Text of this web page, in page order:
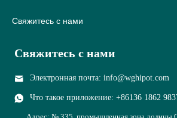
Свяжитесь с нами
Свяжитесь с нами
Электронная почта: info@wghipot.com
Что такое приложение: +86136 1862